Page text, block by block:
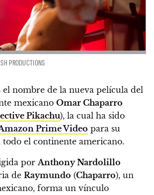
PRODUCTIONS
el nombre de la nueva película del
mexicano Omar Chaparro
Pikachu), la cual ha sido
Prime Video para su
el continente americano.
por Anthony Nardolillo
de Raymundo (Chaparro), un
forma un vínculo